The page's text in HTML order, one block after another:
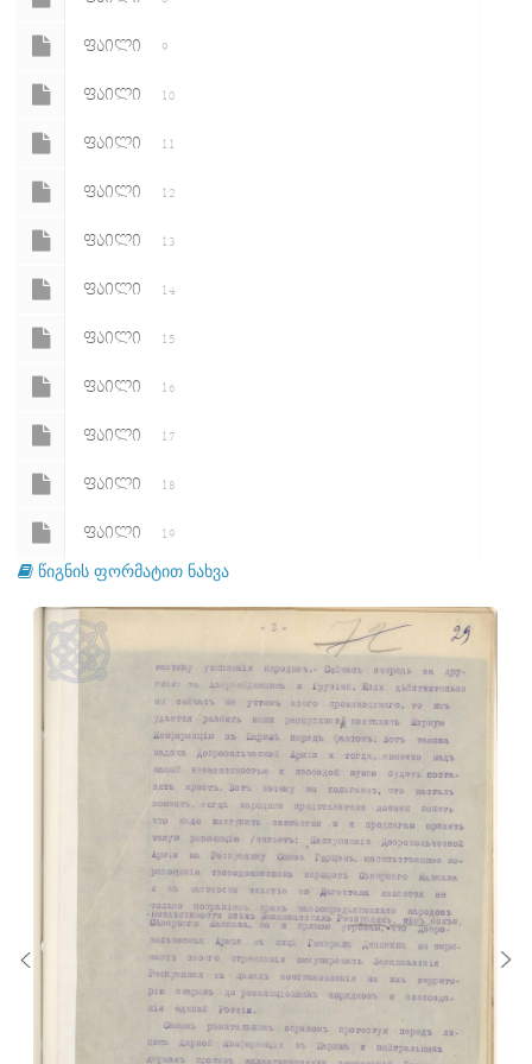
ᲤᲐᲘᲚᲘ 9
ᲤᲐᲘᲚᲘ 10
ᲤᲐᲘᲚᲘ 11
ᲤᲐᲘᲚᲘ 12
ᲤᲐᲘᲚᲘ 13
ᲤᲐᲘᲚᲘ 14
ᲤᲐᲘᲚᲘ 15
ᲤᲐᲘᲚᲘ 16
ᲤᲐᲘᲚᲘ 17
ᲤᲐᲘᲚᲘ 18
ᲤᲐᲘᲚᲘ 19
ᲤᲐᲘᲚᲘ 20
ᲤᲐᲘᲚᲘ
ᲤᲐᲘᲚᲘ 22
23
24
25
26
27
28
29
წიგნის ფორმატით ნახვა